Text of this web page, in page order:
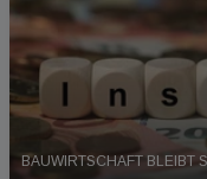
BAUWIRTSCHAFT BLEIBT